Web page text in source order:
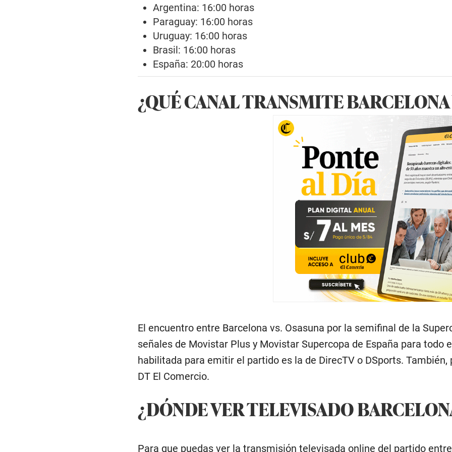
Argentina: 16:00 horas
Paraguay: 16:00 horas
Uruguay: 16:00 horas
Brasil: 16:00 horas
España: 20:00 horas
¿QUÉ CANAL TRANSMITE BARCELONA
El encuentro entre Barcelona vs. Osasuna por la semifinal de la
señales de Movistar Plus y Movistar Supercopa de España para todo
habilitada para emitir el partido es la de DirecTV o DSports.
DT El Comercio.
¿DÓNDE VER TELEVISADO
Para que puedas ver la transmisión televisada online del partido